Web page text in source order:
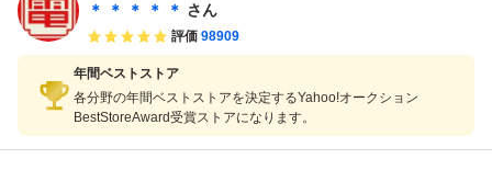
＊ ＊ ＊ ＊ ＊ さん
評価 98909
年間ベストストア
各分野の年間ベストストアを決定するYahoo!オークション
BestStoreAward受賞ストアになります。